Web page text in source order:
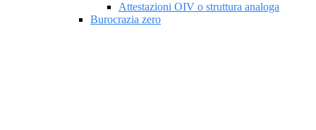
Attestazioni OIV o struttura analoga
Burocrazia zero